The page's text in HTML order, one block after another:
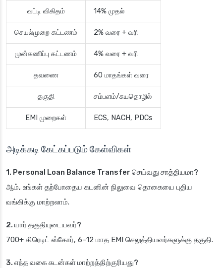
வட்டி விகிதம் 14% முதல்
செயல்முறை கட்டணம் 2% வரை + வரி
முன்கணிப்பு கட்டணம் 4% வரை + வரி
தவணை 60 மாதங்கள் வரை
தகுதி சம்பளம்/சுயதொழில்
EMI முறைகள் ECS, NACH, PDCs
அடிக்கடி கேட்கப்படும் கேள்விகள்
1. Personal Loan Balance Transfer செய்வது சாத்தியமா?
ஆம், உங்கள் தற்போதைய கடனின் நிலுவை தொகையை புதிய
வங்கிக்கு மாற்றலாம்.
2. யார் தகுதியுடையவர்?
700+ கிரெடிட் ஸ்கோர், 6–12 மாத EMI செலுத்தியவர்களுக்கு தகுதி.
3. எந்த வகை கடன்கள் மாற்றத்திற்குரியது?